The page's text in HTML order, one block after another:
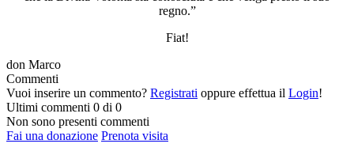
regno.”
Fiat!
don Marco
Commenti
Vuoi inserire un commento? Registrati oppure effettua il Login!
Ultimi commenti 0 di 0
Non sono presenti commenti
Fai una donazione Prenota visita